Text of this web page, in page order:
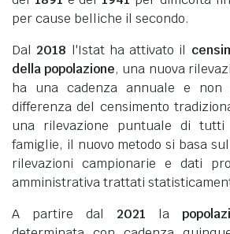
per cause belliche il secondo.
Dal 2018 l'Istat ha attivato il
della popolazione, una nuova
ha una cadenza annuale e non
differenza del censimento
una rilevazione puntuale di
famiglie, il nuovo metodo si basa
rilevazioni campionarie e dati
amministrativa trattati
A partire dal 2021 la